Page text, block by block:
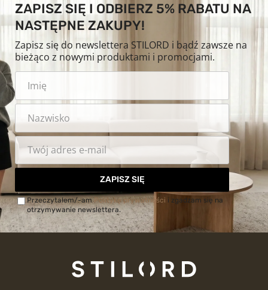
ZAPISZ SIĘ I ODBIERZ 5% RABATU NA
NASTĘPNE ZAKUPY!
Zapisz się do newslettera STILORD i bądź zawsze na
bieżąco z nowymi produktami i promocjami.
ZAPISZ SIĘ
Przeczytałem/-amPolitykę prywatności i zgadzam się na
otrzymywanie newslettera.